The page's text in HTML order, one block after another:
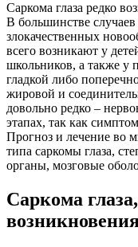
Саркома глаза редко
В большинстве случаев
злокачественных
всего возникают у
школьников, а также у
гладкой либо
жировой и
довольно редко –
этапах, так как
Прогноз и лечение во
типа саркомы глаза,
органы, мозговые
Саркома